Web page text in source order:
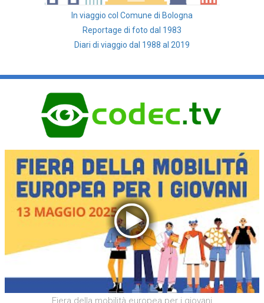
In viaggio col Comune di Bologna
Reportage di foto dal 1983
Diari di viaggio dal 1988 al 2019
Fiera della mobilità europea per i giovani